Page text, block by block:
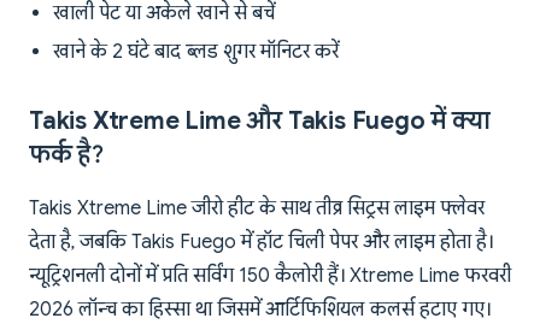
खाली पेट या अकेले खाने से बचें
खाने के 2 घंटे बाद ब्लड शुगर मॉनिटर करें
Takis Xtreme Lime और Takis Fuego में क्या
फर्क है?
Takis Xtreme Lime जीरो हीट के साथ तीव्र सिट्रस लाइम फ्लेवर
देता है, जबकि Takis Fuego में हॉट चिली पेपर और लाइम होता है।
न्यूट्रिशनली दोनों में प्रति सर्विंग 150 कैलोरी हैं। Xtreme Lime फरवरी
2026 लॉन्च का हिस्सा था जिसमें आर्टिफिशियल कलर्स हटाए गए।